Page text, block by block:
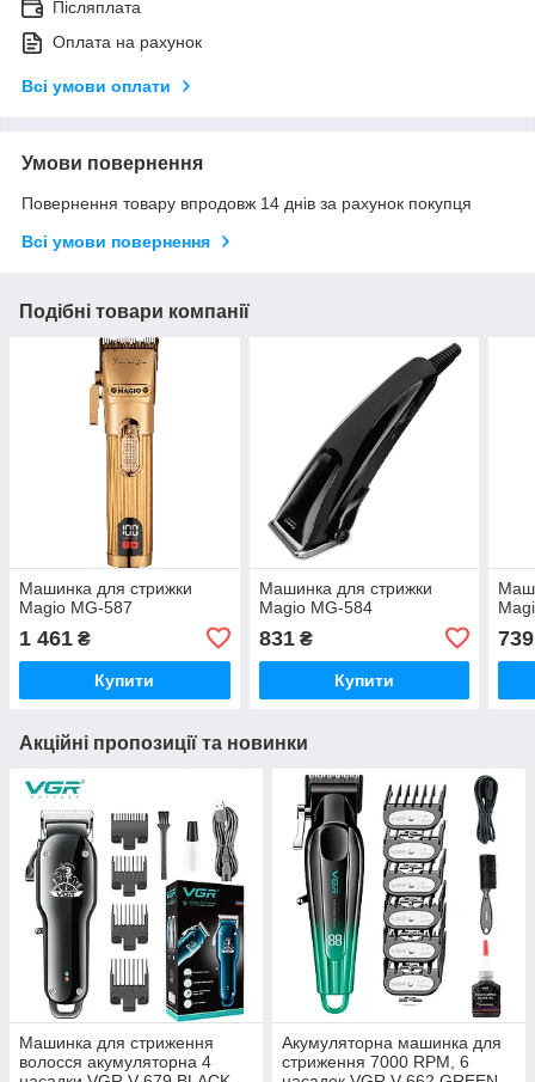
Післяплата
Оплата на рахунок
Всі умови оплати
Умови повернення
Повернення товару впродовж 14 днів за рахунок покупця
Всі умови повернення
Подібні товари компанії
Машинка для стрижки
Magio MG-587
1 461 ₴
Купити
Машинка для стрижки
Magio MG-584
831₴
Купити
739
Акційні пропозиції та новинки
Машинка для стриження
волосся акумуляторна 4
Акумуляторна машинка для
стриження 7000 RPM, 6